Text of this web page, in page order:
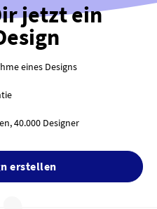
jetzt ein
eines Designs
40.000 Designer
erstellen